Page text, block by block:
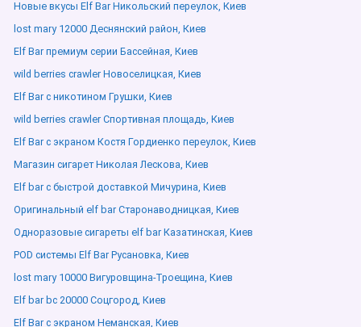
Новые вкусы Elf Bar Никольский переулок, Киев
lost mary 12000 Деснянский район, Киев
Elf Bar премиум серии Бассейная, Киев
wild berries crawler Новоселицкая, Киев
Elf Bar с никотином Грушки, Киев
wild berries crawler Спортивная площадь, Киев
Elf Bar с экраном Костя Гордиенко переулок, Киев
Магазин сигарет Николая Лескова, Киев
Elf bar с быстрой доставкой Мичурина, Киев
Оригинальный elf bar Старонаводницкая, Киев
Одноразовые сигареты elf bar Казатинская, Киев
POD системы Elf Bar Русановка, Киев
lost mary 10000 Вигуровщина-Троещина, Киев
Elf bar bc 20000 Соцгород, Киев
Elf Bar с экраном Неманская, Киев